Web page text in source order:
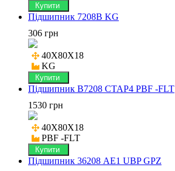
Купити
Підшипник 7208B KG
306 грн
40X80X18
KG
Купити
Підшипник B7208 CTAP4 PBF -FLT
1530 грн
40X80X18
PBF -FLT
Купити
Підшипник 36208 АЕ1 UBP GPZ